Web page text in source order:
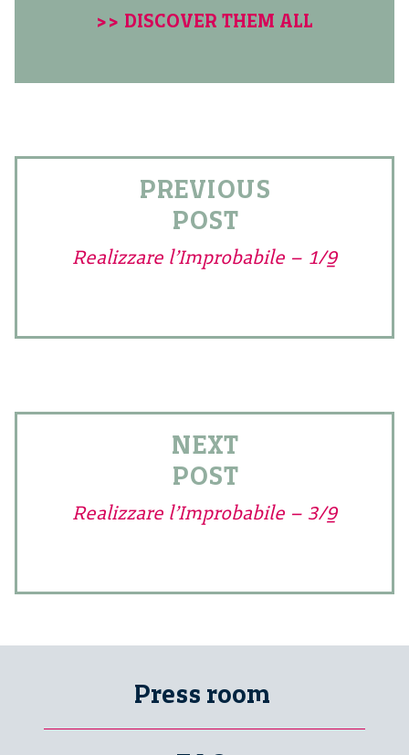
>> DISCOVER THEM ALL
PREVIOUS
POST
Realizzare l’Improbabile – 1/9
NEXT
POST
Realizzare l’Improbabile – 3/9
Press room